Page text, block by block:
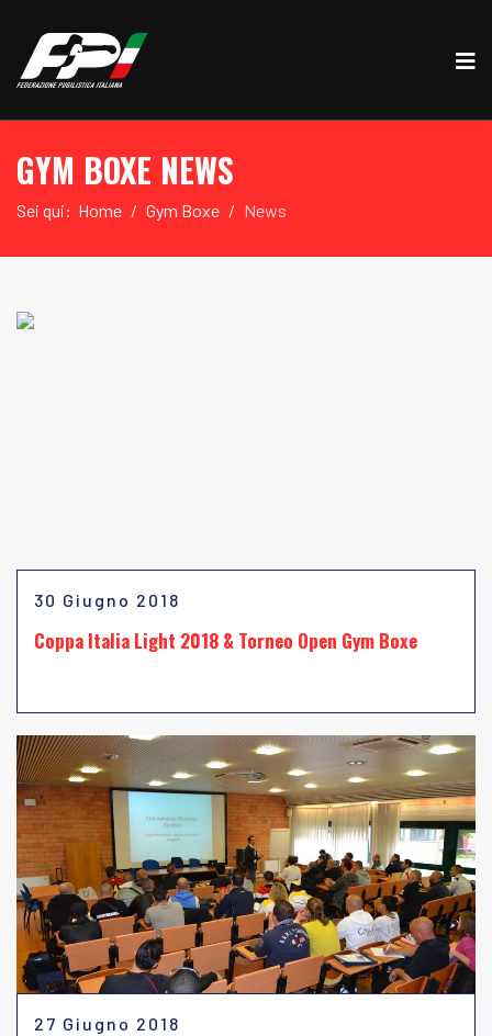
GYM BOXE NEWS
Sei qui: Home Gym Boxe News
30 Giugno 2018
Coppa Italia Light 2018 & Torneo Open Gym Boxe
27 Giugno 2018